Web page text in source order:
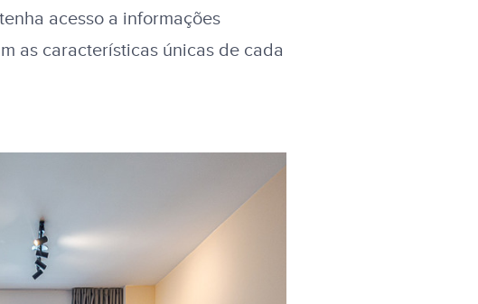
acesso a informações
as características únicas de cada